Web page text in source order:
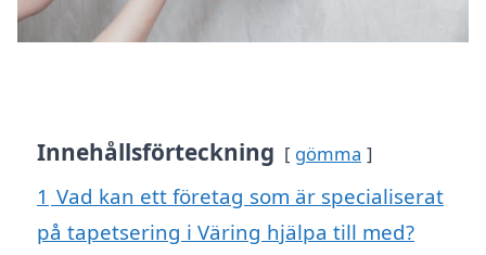
Innehållsförteckning gömma
1 Vad kan ett företag som är specialiserat
på tapetsering i Väring hjälpa till med?